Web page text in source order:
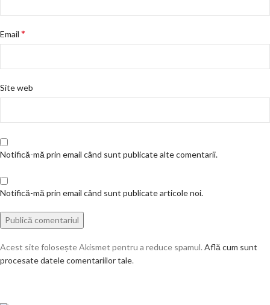
Email *
Site web
Notifică-mă prin email când sunt publicate alte comentarii.
Notifică-mă prin email când sunt publicate articole noi.
Acest site folosește Akismet pentru a reduce spamul. Află cum sunt
procesate datele comentariilor tale.